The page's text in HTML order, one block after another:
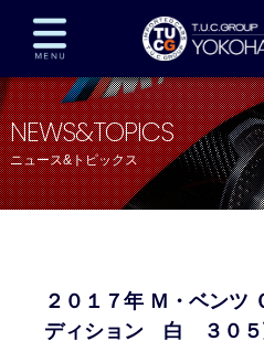
在庫車両情報 保証&サ
TUCとは？ 店舗情
全国納車 特別作
プライバシーポリシー スタッフ
NEWS&TOPICS
ニュース&トピックス
２０１７年 Ｍ・ベンツ
ディション 白 ３０５